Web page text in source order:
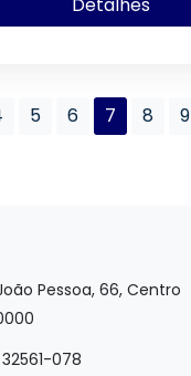
5 6 7 8 9
Pessoa, 66, Centro
078